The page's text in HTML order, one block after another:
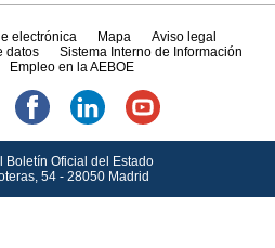
electrónica Mapa
Aviso legal
datos
Sistema Interno de Información
Empleo en la AEBOE
Boletín Oficial del Estado
54 - 28050 Madrid